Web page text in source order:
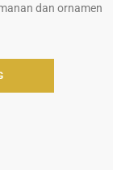
dan ornamen